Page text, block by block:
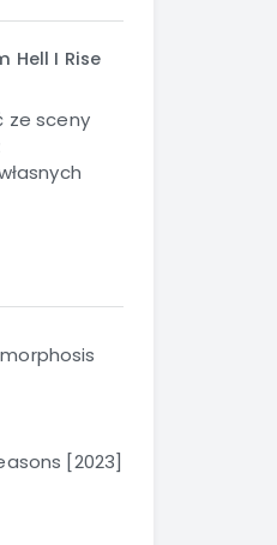
Hell I Rise
ze sceny
[2023]